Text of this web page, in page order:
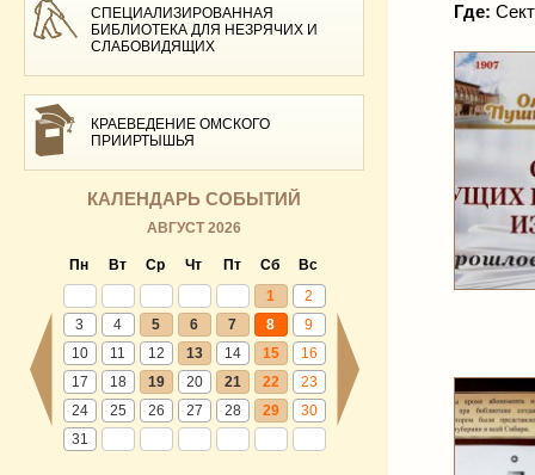
СПЕЦИАЛИЗИРОВАННАЯ
БИБЛИОТЕКА ДЛЯ НЕЗРЯЧИХ И
СЛАБОВИДЯЩИХ
КРАЕВЕДЕНИЕ ОМСКОГО
ПРИИРТЫШЬЯ
КАЛЕНДАРЬ СОБЫТИЙ
АВГУСТ 2026
Пн Вт Ср Чт Пт Сб
Вс
1
2
3
4 5 6 7 8
9
10
11 12 13 14 15
16
17
18 19 20 21 22
23
24
25 26 27 28 29
30
31
Где: